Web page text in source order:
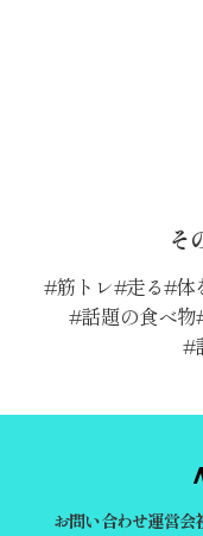
そ
筋トレ 走る 体
話題の食べ物
お問い合わせ運営会